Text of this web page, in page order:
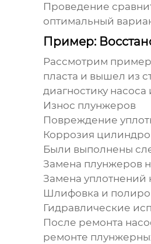
Проведение
оптимальный
Пример:
Рассмотрим пример
пласта и вышел из
диагностику
Износ плунжеров
Повреждение
Коррозия
Были выполнены
Замена плунжеров
Замена уплотнений
Шлифовка и
Гидравлические
После ремонта
ремонте